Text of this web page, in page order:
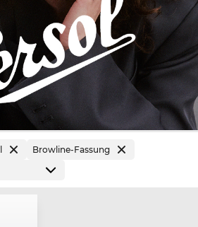
Browline-Fassung